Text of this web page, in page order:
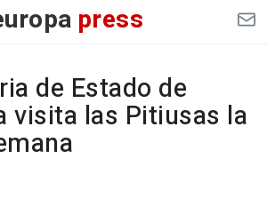
press
de Estado de
visita las Pitiusas la